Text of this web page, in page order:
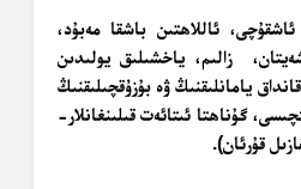
ئاللاھتىن باشقا مەبۇد،
زالىم، ياخشىلىق يولىدىن
يامانلىقنىڭ ۋە بۇزۇقچىلىقنىڭ
گۇناھتا ئىتائەت قىلىنغانلار-
قۇرئان).